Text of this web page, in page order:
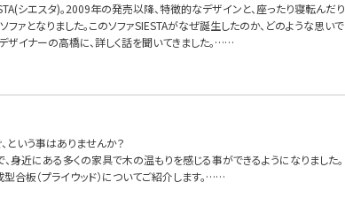
シエスタ)。2009年の発売以降、特徴的なデザインと、座ったり寝転んだ
ァとなりました。このソファSIESTAがなぜ誕生したのか、どのような思い
ザイナーの高橋に、詳しく話を聞いてきました。……
という事はありませんか？
近にある多くの家具で木の温もりを感じる事ができるようになりました。
板（プライウッド）についてご紹介します。……